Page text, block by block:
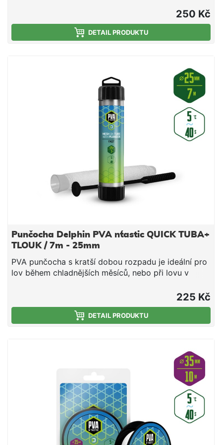
dnu. Jedná se o vysoce kvalitní produkt, při kterém
díky důkladnému pletení nedochází ke svévolnému
trhání punčochy a zároveň se výborně plní i velmi
jemnými částicemi, čímž budete moci spolu s
návnadu přímo na montáži. Součástí balení je tuba a
tlouk, které umožňují snadné plnění punčochy
vnadící směsí. PVA punčocha se po čase přímo
úměrném teplotě vody rozpustí a tak uvolní krmnou
směs v bezprostřední blízkosti nástrahy, čímž
výrazně zvýší její atraktivnost pro kaprovité ryby.
Upozornění: PVA produkty jsou vodou rozpustné,
manipulujte s nimi proto jen se suchýma rukama, aby
nedošlo k jejich deformaci či poškození. Technické
parametry: Průměr: 35mm (široká) Délka: 7m Doba
rozpustnosti: cca 40s/5°C voda
250 Kč
DETAIL PRODUKTU
Punčocha Delphin PVA n´tastic QUICK TUBA+
TLOUK / 7m - 25mm
PVA punčocha s kratší dobou rozpadu je ideální pro
lov během chladnějších měsíců, nebo při lovu v
dnu. Jedná se o vysoce kvalitní produkt, při kterém
díky důkladnému pletení nedochází ke svévolnému
trhání punčochy a zároveň se výborně plní i velmi
jemnými částicemi, čímž budete moci spolu s
návnadu přímo na montáži. Součástí balení je tuba a
tlouk, které umožňují snadné plnění punčochy
vnadící směsí. PVA punčocha se po čase přímo
úměrném teplotě vody rozpustí a tak uvolní krmnou
směs v bezprostřední blízkosti nástrahy, čímž
výrazně zvýší její atraktivnost pro kaprovité ryby.
Upozornění: PVA produkty jsou vodou rozpustné,
manipulujte s nimi proto jen se suchýma rukama, aby
nedošlo k jejich deformaci či poškození. Technické
225 Kč
DETAIL PRODUKTU